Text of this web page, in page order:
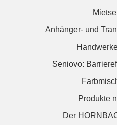
Anhänger- und
Seniovo:
Produkte
Der